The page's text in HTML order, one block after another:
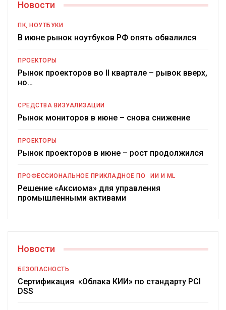
Новости
ПК, НОУТБУКИ
В июне рынок ноутбуков РФ опять обвалился
ПРОЕКТОРЫ
Рынок проекторов во II квартале – рывок вверх,
но…
СРЕДСТВА ВИЗУАЛИЗАЦИИ
Рынок мониторов в июне – снова снижение
ПРОЕКТОРЫ
Рынок проекторов в июне – рост продолжился
ПРОФЕССИОНАЛЬНОЕ ПРИКЛАДНОЕ ПО ИИ И ML
Решение «Аксиома» для управления
промышленными активами
Новости
БЕЗОПАСНОСТЬ
Сертификация «Облака КИИ» по стандарту PCI
DSS